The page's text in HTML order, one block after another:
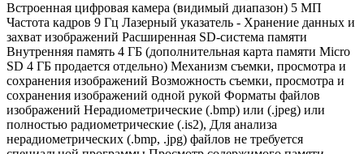
Встроенная цифровая камера (видимый диапазон) 5 МП
Частота кадров 9 Гц Лазерный указатель - Хранение данных и
захват изображений Расширенная SD-система памяти
Внутренняя память 4 ГБ (дополнительная карта памяти Micro
SD 4 ГБ продается отдельно) Механизм съемки, просмотра и
сохранения изображений Возможность съемки, просмотра и
сохранения изображений одной рукой Форматы файлов
изображений Нерадиометрические (.bmp) или (.jpeg) или
полностью радиометрические (.is2), Для анализа
нерадиометрических (.bmp, .jpg) файлов не требуется